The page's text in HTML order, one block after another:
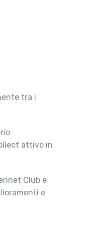
tra i
attivo in
Club e
e